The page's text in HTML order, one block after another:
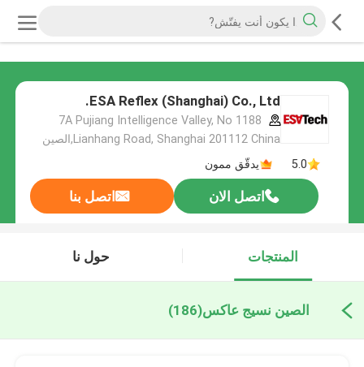
ESA Reflex (Shanghai) Co., Ltd.
7A Pujiang Intelligence Valley, No 1188
Lianhang Road, Shanghai 201112 China,الصين
5.0
يدقّق ممون
اتصل الان اتصل بنا
المنتجات حول نا
الصين نسيج عاكس(186)